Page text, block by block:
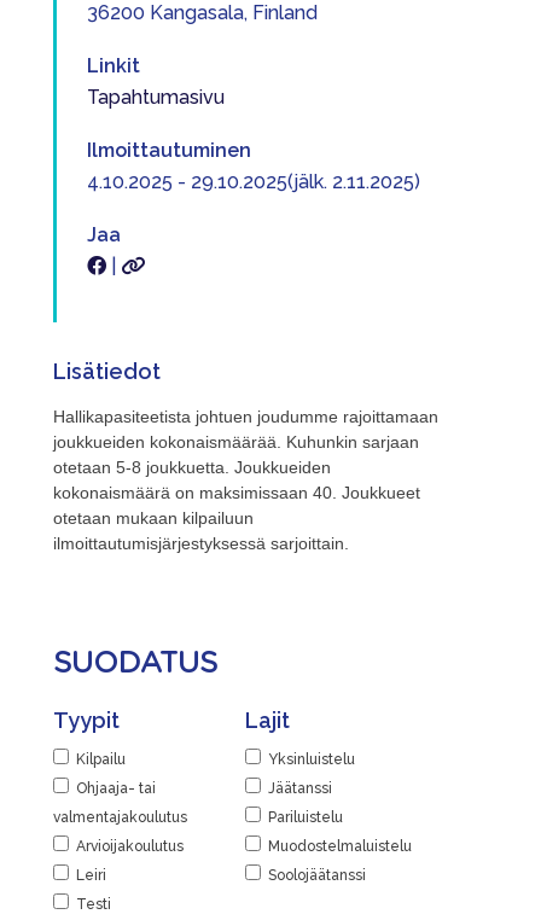
36200 Kangasala, Finland
Linkit
Tapahtumasivu
Ilmoittautuminen
4.10.2025 - 29.10.2025(jälk. 2.11.2025)
Jaa
Lisätiedot
Hallikapasiteetista johtuen joudumme rajoittamaan
joukkueiden kokonaismäärää. Kuhunkin sarjaan
otetaan 5-8 joukkuetta. Joukkueiden
kokonaismäärä on maksimissaan 40. Joukkueet
otetaan mukaan kilpailuun
ilmoittautumisjärjestyksessä sarjoittain.
SUODATUS
Tyypit
Kilpailu
Ohjaaja- tai
valmentajakoulutus
Arvioijakoulutus
Leiri
Testi
Lajit
Yksinluistelu
Jäätanssi
Pariluistelu
Muodostelmaluistelu
Soolojäätanssi